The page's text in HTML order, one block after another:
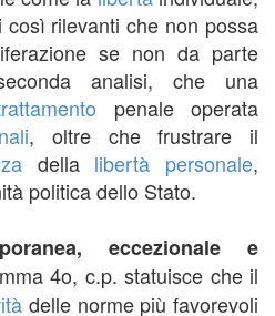
rilevanti che non possa
se non da parte
analisi, che una
penale operata
, oltre che frustrare il
della libertà personale,
politica dello Stato.
eccezionale e
4o, c.p. statuisce che il
delle norme più favorevoli